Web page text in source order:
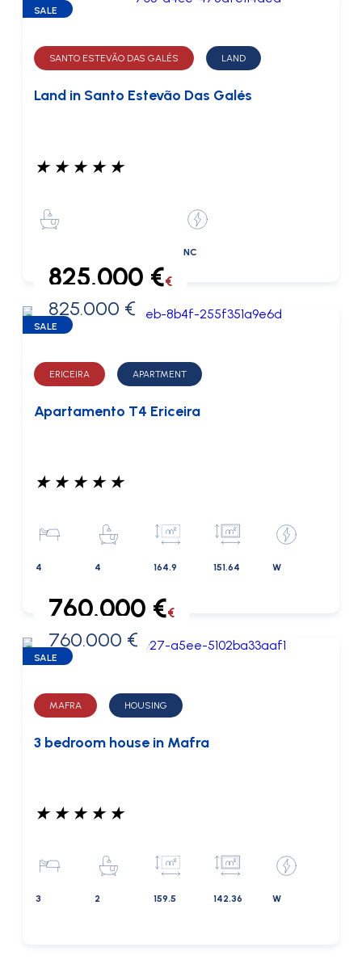
SALE
SANTO ESTEVÃO DAS GALÉS LAND
Land in Santo Estevão Das Galés
★ ★ ★ ★ ★
NC
0 €
825.000 €€
825.000 €
SALE
ERICEIRA APARTMENT
Apartamento T4 Ericeira
★ ★ ★ ★ ★
4 4 164.9 151.64 W
0 €
760.000 €€
760.000 €
SALE
MAFRA HOUSING
3 bedroom house in Mafra
★ ★ ★ ★ ★
3 2 159.5 142.36 W